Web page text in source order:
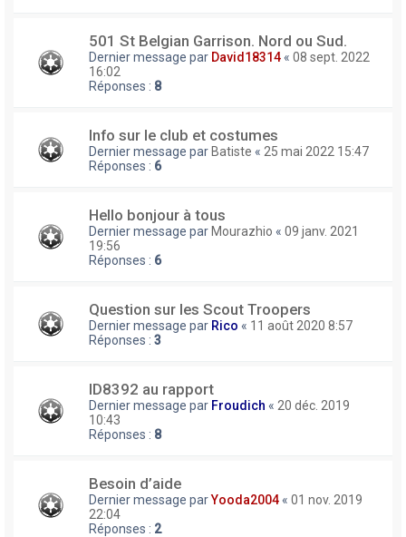
501 St Belgian Garrison. Nord ou Sud.
Dernier message par David18314 « 08 sept. 2022
16:02
Réponses : 8
Info sur le club et costumes
Dernier message par Batiste « 25 mai 2022 15:47
Réponses : 6
Hello bonjour à tous
Dernier message par Mourazhio « 09 janv. 2021
19:56
Réponses : 6
Question sur les Scout Troopers
Dernier message par Rico « 11 août 2020 8:57
Réponses : 3
ID8392 au rapport
Dernier message par Froudich « 20 déc. 2019
10:43
Réponses : 8
Besoin d’aide
Dernier message parYooda2004 « 01 nov. 2019
22:04
Réponses : 2